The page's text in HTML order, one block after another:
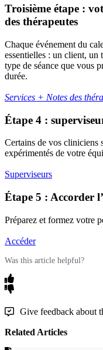
Troisième étape :
des thérapeutes
Chaque événement du
essentielles : un client, un
type de séance que vous
durée.
Services + Notes des thé
Étape 4 :
Certains de vos cliniciens
expérimentés de votre é
Superviseurs
Étape 5 : Accorder l’
Préparez et formez votre
Accéder
Was this article helpful?
Give feedback about
Related Articles